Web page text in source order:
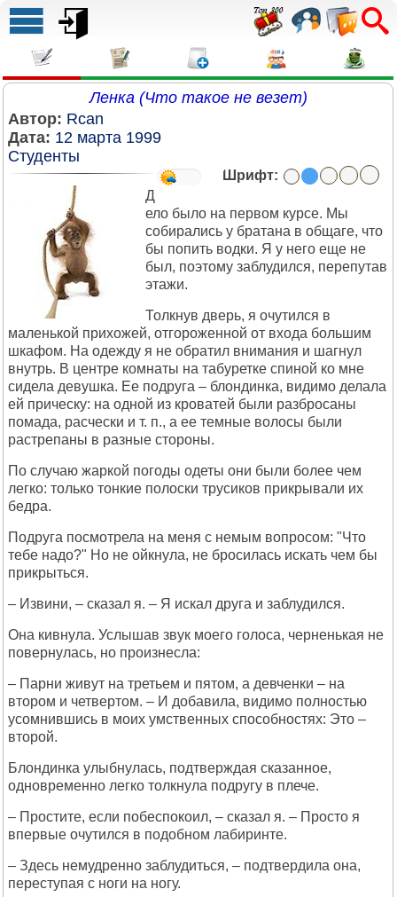
Ленка (Что такое не везет)
Автор: Rcan
Дата: 12 марта 1999
Студенты
Шрифт:
Д
ело было на первом курсе. Мы
собирались у братана в общаге, что
бы попить водки. Я у него еще не
был, поэтому заблудился, перепутав
этажи.
Толкнув дверь, я очутился в
маленькой прихожей, отгороженной от входа большим
шкафом. На одежду я не обратил внимания и шагнул
внутрь. В центре комнаты на табуретке спиной ко мне
сидела девушка. Ее подруга – блондинка, видимо делала
ей прическу: на одной из кроватей были разбросаны
помада, расчески и т. п., а ее темные волосы были
растрепаны в разные стороны.
По случаю жаркой погоды одеты они были более чем
легко: только тонкие полоски трусиков прикрывали их
бедра.
Подруга посмотрела на меня с немым вопросом: "Что
тебе надо?" Но не ойкнула, не бросилась искать чем бы
прикрыться.
– Извини, – сказал я. – Я искал друга и заблудился.
Она кивнула. Услышав звук моего голоса, черненькая не
повернулась, но произнесла:
– Парни живут на третьем и пятом, а девченки – на
втором и четвертом. – И добавила, видимо полностью
усомнившись в моих умственных способностях: Это –
второй.
Блондинка улыбнулась, подтверждая сказанное,
одновременно легко толкнула подругу в плече.
– Простите, если побеспокоил, – сказал я. – Просто я
впервые очутился в подобном лабиринте.
– Здесь немудренно заблудиться, – подтвердила она,
переступая с ноги на ногу.